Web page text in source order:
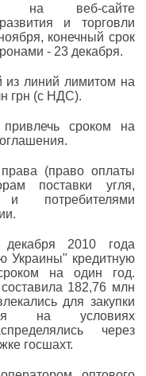
на веб-сайте
и торговли
конечный срок
- 23 декабря.
из линий лимитом на
грн (с НДС).
сроком на
(право оплаты
поставки угля,
потребителями
2010 года
Украины" кредитную
на один год.
182,76 млн
для закупки
на условиях
через
госшахт.